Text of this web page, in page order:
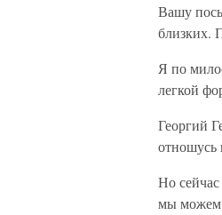
Вашу
близких.
Я по
легкой
Георгий
отношусь
Но
мы можем